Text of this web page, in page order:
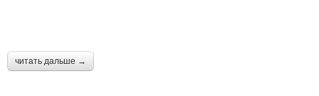
читать дальше →